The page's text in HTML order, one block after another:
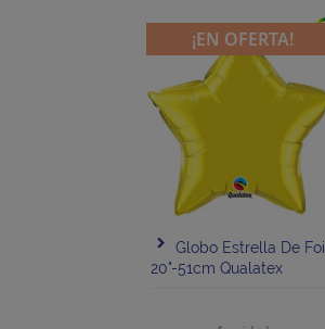
Globo Estrella De Foil
20"-51cm Qualatex
¡EN OFERTA!